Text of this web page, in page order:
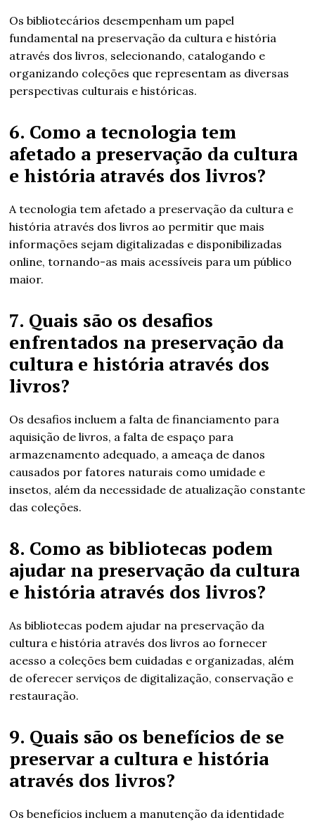
Os bibliotecários desempenham um papel
fundamental na preservação da cultura e história
através dos livros, selecionando, catalogando e
organizando coleções que representam as diversas
perspectivas culturais e históricas.
6. Como a tecnologia tem
afetado a preservação da cultura
e história através dos livros?
A tecnologia tem afetado a preservação da cultura e
história através dos livros ao permitir que mais
informações sejam digitalizadas e disponibilizadas
online, tornando-as mais acessíveis para um público
maior.
7. Quais são os desafios
enfrentados na preservação da
cultura e história através dos
livros?
Os desafios incluem a falta de financiamento para
aquisição de livros, a falta de espaço para
armazenamento adequado, a ameaça de danos
causados por fatores naturais como umidade e
insetos, além da necessidade de atualização constante
das coleções.
8. Como as bibliotecas podem
ajudar na preservação da cultura
e história através dos livros?
As bibliotecas podem ajudar na preservação da
cultura e história através dos livros ao fornecer
acesso a coleções bem cuidadas e organizadas, além
de oferecer serviços de digitalização, conservação e
restauração.
9. Quais são os benefícios de se
preservar a cultura e história
através dos livros?
Os benefícios incluem a manutenção da identidade